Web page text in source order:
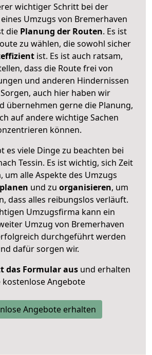
wichtiger Schritt bei der
Umzugs von Bremerhaven
diePlanung der Routen. Es ist
zu wählen, die sowohl sicher
ist. Es ist auch ratsam,
dass die Route frei von
und anderen Hindernissen
auch hier haben wir
übernehmen gerne die Planung,
auf andere wichtige Sachen
können.
es viele Dinge zu beachten bei
Tessin. Es ist wichtig, sich Zeit
um alle Aspekte des Umzugs
planen und zu organisieren, um
dass alles reibungslos verläuft.
Umzugsfirma kann ein
Umzug von Bremerhaven
durchgeführt werden
dafür sorgen wir.
das Formular ausund erhalten
kostenlose Angebote
Angebote erhalten